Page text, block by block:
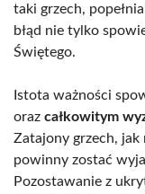
taki grzech, popełnia
błąd nie tylko
Świętego.
Istota ważności
oraz całkowitym
Zatajony grzech,
powinny zostać
Pozostawanie z